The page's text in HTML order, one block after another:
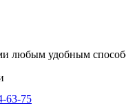
любым удобным
63-75